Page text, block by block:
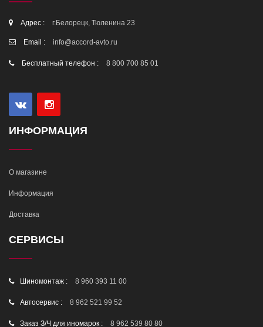
Адрес : г.Белорецк, Тюленина 23
Email : info@accord-avto.ru
Бесплатный телефон : 8 800 700 85 01
ИНФОРМАЦИЯ
О магазине
Информация
Доставка
СЕРВИСЫ
Шиномонтаж : 8 960 393 11 00
Автосервис : 8 962 521 99 52
Заказ З/Ч для иномарок : 8 962 539 80 80